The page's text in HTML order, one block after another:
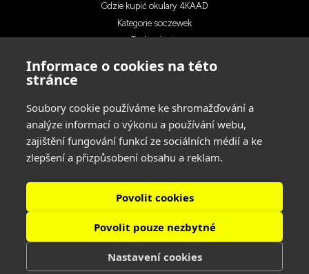
Informace o cookies na této
stránce
Soubory cookie používáme ke shromažďování a
analýze informací o výkonu a používání webu,
zajištění fungování funkcí ze sociálních médií a ke
zlepšení a přizpůsobení obsahu a reklam.
Povolit cookies
Povolit pouze nezbytné
Nastavení cookies
Gdzie kupić okulary 4KAAD
Kategorie soczewek
Technologia
Kontakt
KONTAKTY
INA SPORT spol. s r.o.
Adres: Hlavní 729/114, 664 31 Lelekovice,
tel: +420 545 422 431
ŚLEDŹ NAS